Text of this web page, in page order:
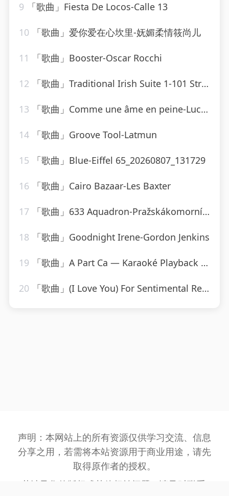
9 「歌曲」Fiesta De Locos-Calle 13
10 「歌曲」爱你爱在心坎里-妩媚柔情筱尚儿
11 「歌曲」Booster-Oscar Rocchi
12 「歌曲」Traditional Irish Suite 1-101 Strings Orchestra
13 「歌曲」Comme une âme en peine-Lucky Blondo
14 「歌曲」Groove Tool-Latmun
15 「歌曲」Blue-Eiffel 65_20260807_131729
16 「歌曲」Cairo Bazaar-Les Baxter
17 「歌曲」633 Aquadron-Pražskákomornífilharmonie
18 「歌曲」Goodnight Irene-Gordon Jenkins
19 「歌曲」A Part Ca — Karaoké Playback Instrumental — Rendu Célèbre Par Jacques Dutronc-Karaoke
20 「歌曲」(I Love You) For Sentimental Reasons-John Leyton
声明：本网站上的所有资源仅供学习交流、信息
分享之用，若需将本站资源用于商业用途，请先
取得原作者的授权。
若涉及您的版权或其他权益问题，请及时联系: